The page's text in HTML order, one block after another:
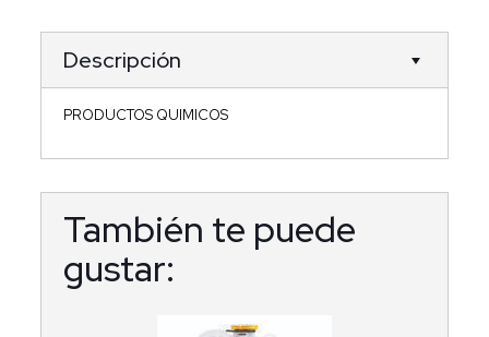
Descripción
PRODUCTOS QUIMICOS
También te puede
gustar: